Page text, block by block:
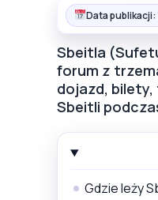
Data
Sbeitla
forum z
dojazd,
Sbeitli
Gdzie leży